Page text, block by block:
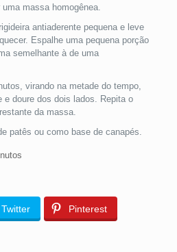
massa homogênea.
antiaderente pequena e leve
Espalhe uma pequena porção
semelhante à de uma
virando na metade do tempo,
e doure dos dois lados. Repita o
da massa.
patês ou como base de canapés.
Twitter Pinterest